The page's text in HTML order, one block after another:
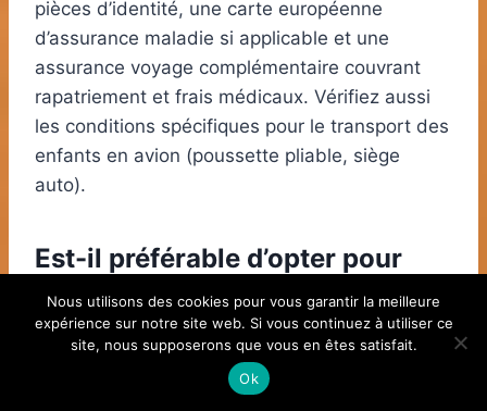
pièces d’identité, une carte européenne
d’assurance maladie si applicable et une
assurance voyage complémentaire couvrant
rapatriement et frais médicaux. Vérifiez aussi
les conditions spécifiques pour le transport des
enfants en avion (poussette pliable, siège
auto).
Est-il préférable d’opter pour
une location ou un hôtel ?
Une location offre autonomie et économies sur
la restauration, idéale pour les longs séjours ou
Nous utilisons des cookies pour vous garantir la meilleure
expérience sur notre site web. Si vous continuez à utiliser ce
site, nous supposerons que vous en êtes satisfait.
Ok